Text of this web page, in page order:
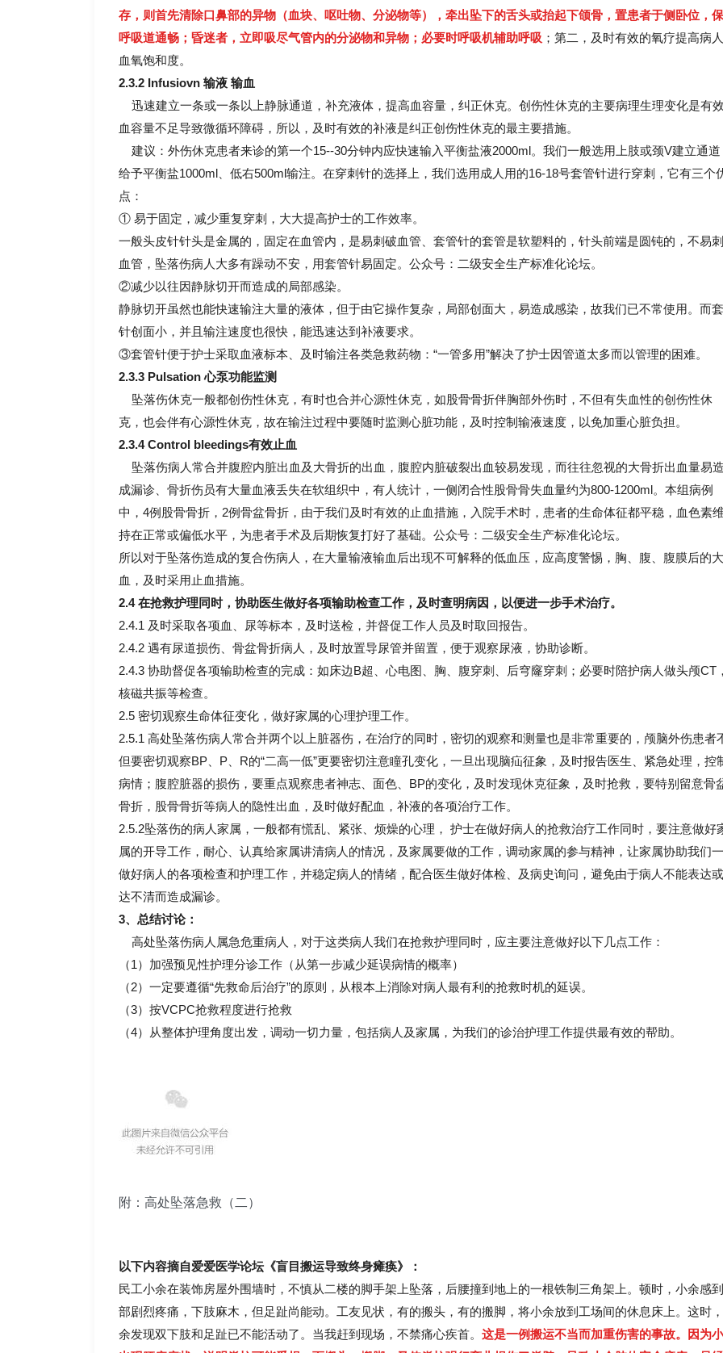
存，则首先清除口鼻部的异物（血块、呕吐物、分泌物等），牵出坠下的舌头或抬起下颌骨，置患者于侧卧位，
呼吸道通畅；昏迷者，立即吸尽气管内的分泌物和异物；必要时呼吸机辅助呼吸 ；第二，及时有效的氧疗提高病
血氧饱和度。
2.3.2 Infusiovn 输液 输血
迅速建立一条或一条以上静脉通道，补充液体，提高血容量，纠正休克。创伤性休克的主要病理生理变化是有效
血容量不足导致微循环障碍，所以，及时有效的补液是纠正创伤性休克的最主要措施。
建议：外伤休克患者来诊的第一个15--30分钟内应快速输入平衡盐液2000ml。我们一般选用上肢或颈V建立通道
给予平衡盐1000ml、低右500ml输注。在穿刺针的选择上，我们选用成人用的16-18号套管针进行穿刺，它有三个
点：
① 易于固定，减少重复穿刺，大大提高护士的工作效率。
一般头皮针针头是金属的，固定在血管内，是易刺破血管、套管针的套管是软塑料的，针头前端是圆钝的，不易
血管，坠落伤病人大多有躁动不安，用套管针易固定。 公众号：二级安全生产标准化论坛。
②减少以往因静脉切开而造成的局部感染。
静脉切开虽然也能快速输注大量的液体，但于由它操作复杂，局部创面大，易造成感染，故我们已不常使用。而
针创面小，并且输注速度也很快，能迅速达到补液要求。
③套管针便于护士采取血液标本、及时输注各类急救药物：“一管多用”解决了护士因管道太多而以管理的困难。
2.3.3 Pulsation 心泵功能监测
坠落伤休克一般都创伤性休克，有时也合并心源性休克，如股骨骨折伴胸部外伤时，不但有失血性的创伤性休
克，也会伴有心源性休克，故在输注过程中要随时监测心脏功能，及时控制输液速度，以免加重心脏负担。
2.3.4 Control bleedings有效止血
坠落伤病人常合并腹腔内脏出血及大骨折的出血，腹腔内脏破裂出血较易发现，而往往忽视的大骨折出血量易造
成漏诊、骨折伤员有大量血液丢失在软组织中，有人统计，一侧闭合性股骨骨失血量约为800-1200ml。本组病例
中，4例股骨骨折，2例骨盆骨折，由于我们及时有效的止血措施，入院手术时，患者的生命体征都平稳，血色素维
持在正常或偏低水平，为患者手术及后期恢复打好了基础。 公众号：二级安全生产标准化论坛。
所以对于坠落伤造成的复合伤病人，在大量输液输血后出现不可解释的低血压，应高度警惕，胸、腹、腹膜后的
血，及时采用止血措施。
2.4 在抢救护理同时，协助医生做好各项输助检查工作，及时查明病因，以便进一步手术治疗。
2.4.1 及时采取各项血、尿等标本，及时送检，并督促工作人员及时取回报告。
2.4.2 遇有尿道损伤、骨盆骨折病人，及时放置导尿管并留置，便于观察尿液，协助诊断。
2.4.3 协助督促各项输助检查的完成：如床边B超、心电图、胸、腹穿刺、后穹窿穿刺；必要时陪护病人做头颅CT，
核磁共振等检查。
2.5 密切观察生命体征变化，做好家属的心理护理工作。
2.5.1 高处坠落伤病人常合并两个以上脏器伤，在治疗的同时，密切的观察和测量也是非常重要的，颅脑外伤患者
但要密切观察BP、P、R的“二高一低”更要密切注意瞳孔变化，一旦出现脑疝征象，及时报告医生、紧急处理，控
病情；腹腔脏器的损伤，要重点观察患者神志、面色、BP的变化，及时发现休克征象，及时抢救，要特别留意骨
骨折，股骨骨折等病人的隐性出血，及时做好配血，补液的各项治疗工作。
2.5.2坠落伤的病人家属，一般都有慌乱、紧张、烦燥的心理， 护士在做好病人的抢救治疗工作同时，要注意做好
属的开导工作，耐心、认真给家属讲清病人的情况，及家属要做的工作，调动家属的参与精神，让家属协助我们
做好病人的各项检查和护理工作，并稳定病人的情绪，配合医生做好体检、及病史询问，避免由于病人不能表达
达不清而造成漏诊。
3、总结讨论：
高处坠落伤病人属急危重病人，对于这类病人我们在抢救护理同时，应主要注意做好以下几点工作：
（1）加强预见性护理分诊工作（从第一步减少延误病情的概率）
（2）一定要遵循“先救命后治疗”的原则，从根本上消除对病人最有利的抢救时机的延误。
（3）按VCPC抢救程度进行抢救
（4）从整体护理角度出发，调动一切力量，包括病人及家属，为我们的诊治护理工作提供最有效的帮助。
附：高处坠落急救（二）
以下内容摘自爱爱医学论坛《盲目搬运导致终身瘫痪》：
民工小余在装饰房屋外围墙时，不慎从二楼的脚手架上坠落，后腰撞到地上的一根铁制三角架上。顿时，小余感
部剧烈疼痛，下肢麻木，但足趾尚能动。工友见状，有的搬头，有的搬脚，将小余放到工场间的休息床上。这时
余发现双下肢和足趾已不能活动了。当我赶到现场，不禁痛心疾首。 这是一例搬运不当而加重伤害的事故。因为